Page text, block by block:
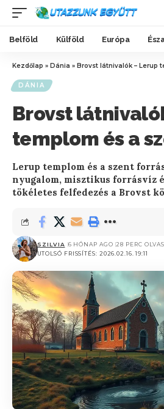
Belföld Külföld Európa
Kezdőlap » Dánia » Brovst látnivalók – Lerup
DÁNIA
Brovst
templom és a
Lerup templom és a szent
nyugalom, misztikus forrásvíz
tökéletes felfedezés a Brovst
UTOLSÓ FRISSÍTÉS: 2026.02.16. 19:11
SZILVIA 6 HÓNAP AGO 28 PERC